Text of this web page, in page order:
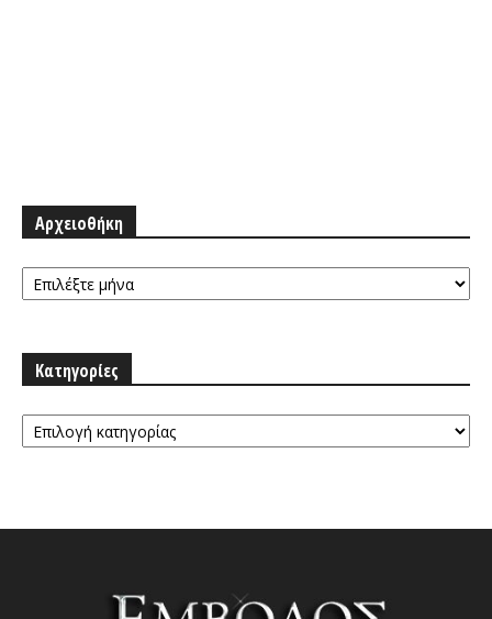
Αρχειοθήκη
Αρχειοθήκη
Κατηγορίες
Κατηγορίες